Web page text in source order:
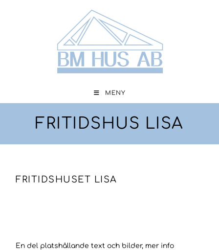
MENY
FRITIDSHUS LISA
FRITIDSHUSET LISA
En del platshållande text och bilder, mer info